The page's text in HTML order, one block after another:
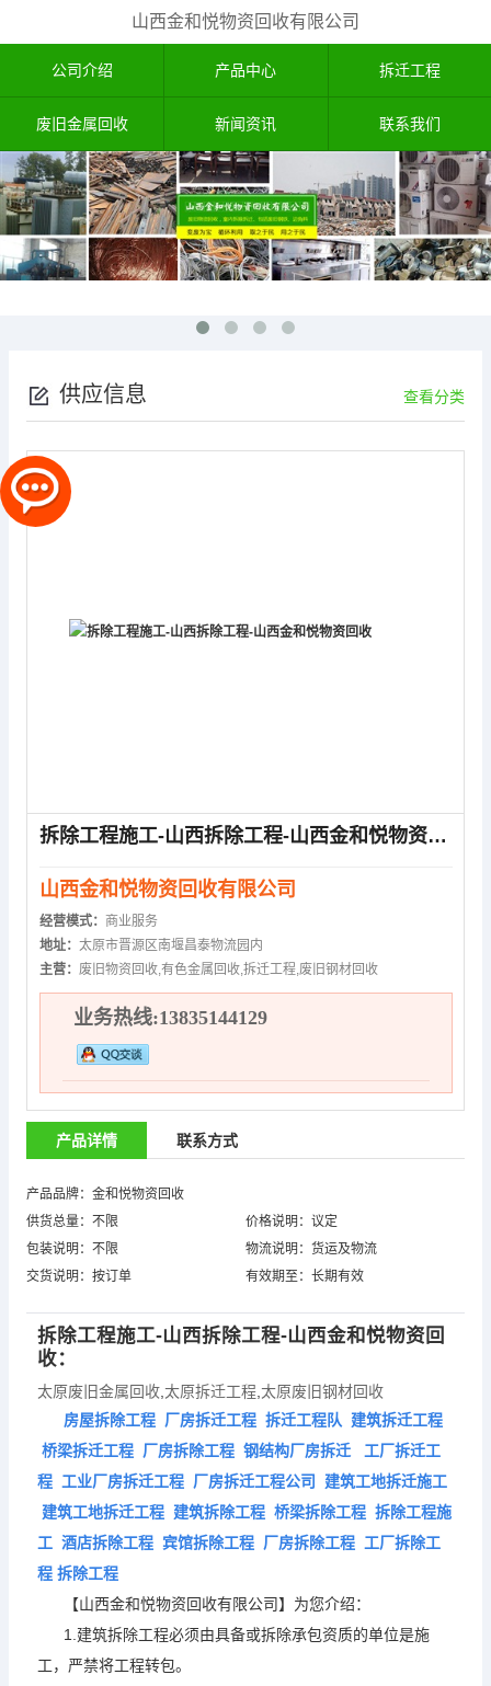
山西金和悦物资回收有限公司
公司介绍 产品中心 拆迁工程
废旧金属回收 新闻资讯 联系我们
供应信息 查看分类
拆除工程施工-山西拆除工程-山西金和悦物资回收
山西金和悦物资回收有限公司
经营模式： 商业服务
地址： 太原市晋源区南堰昌泰物流园内
主营： 废旧物资回收,有色金属回收,拆迁工程,废旧钢材回收
业务热线:13835144129
产品详情 联系方式
产品品牌：金和悦物资回收
供货总量：不限
价格说明：议定
包装说明：不限
物流说明：货运及物流
交货说明：按订单
有效期至：长期有效
拆除工程施工-山西拆除工程-山西金和悦物资回
收：
太原废旧金属回收 太原拆迁工程 太原废旧钢材回收
房屋拆除工程 厂房拆迁工程 拆迁工程队 建筑拆迁工程
桥梁拆迁工程 厂房拆除工程 钢结构厂房拆迁 工厂拆迁工
程 工业厂房拆迁工程 厂房拆迁工程公司 建筑工地拆迁施工
建筑工地拆迁工程 建筑拆除工程 桥梁拆除工程 拆除工程施
工 酒店拆除工程 宾馆拆除工程 厂房拆除工程 工厂拆除工
程 拆除工程
【山西金和悦物资回收有限公司】为您介绍：
1.建筑拆除工程必须由具备或拆除承包资质的单位是施
工，严禁将工程转包。